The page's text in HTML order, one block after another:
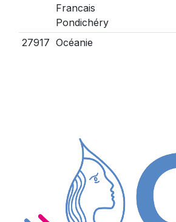
Francais
Pondichéry
27917 Océanie